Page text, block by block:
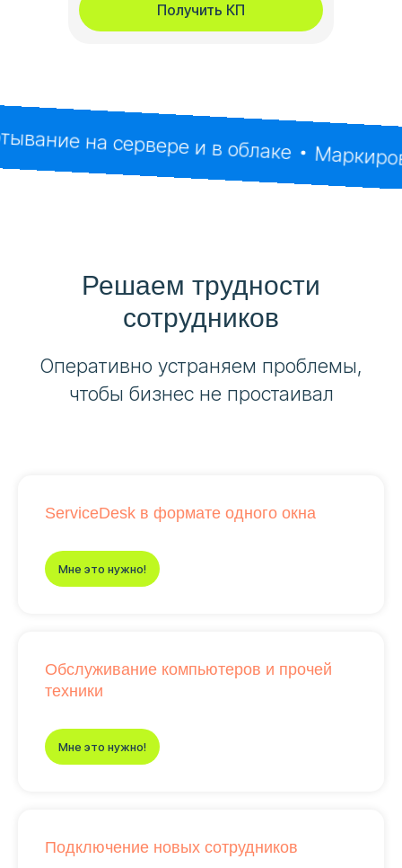
Получить КП
на сервере и в облаке Маркировка
Решаем трудности
сотрудников
Оперативно устраняем проблемы,
чтобы бизнес не простаивал
ServiceDesk в формате одного окна
Мне это нужно!
Обслуживание компьютеров и прочей
техники
Мне это нужно!
Подключение новых сотрудников